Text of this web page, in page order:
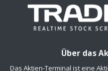
Über das
Das Aktien-Terminal ist eine